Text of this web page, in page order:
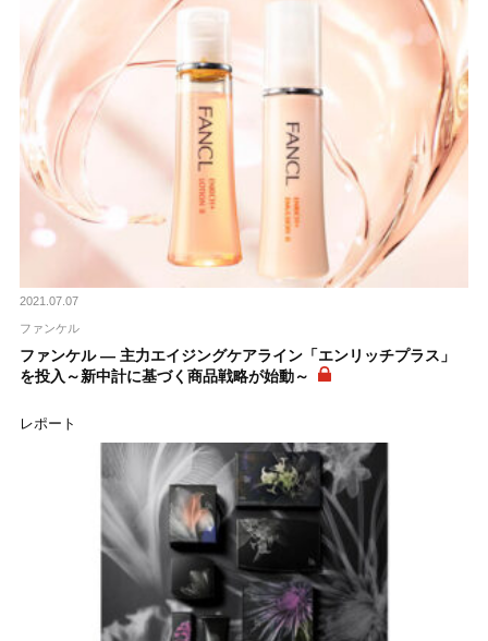
2021.07.07
ファンケル
ファンケル ― 主力エイジングケアライン「エンリッチプラス」
を投入～新中計に基づく商品戦略が始動～
レポート